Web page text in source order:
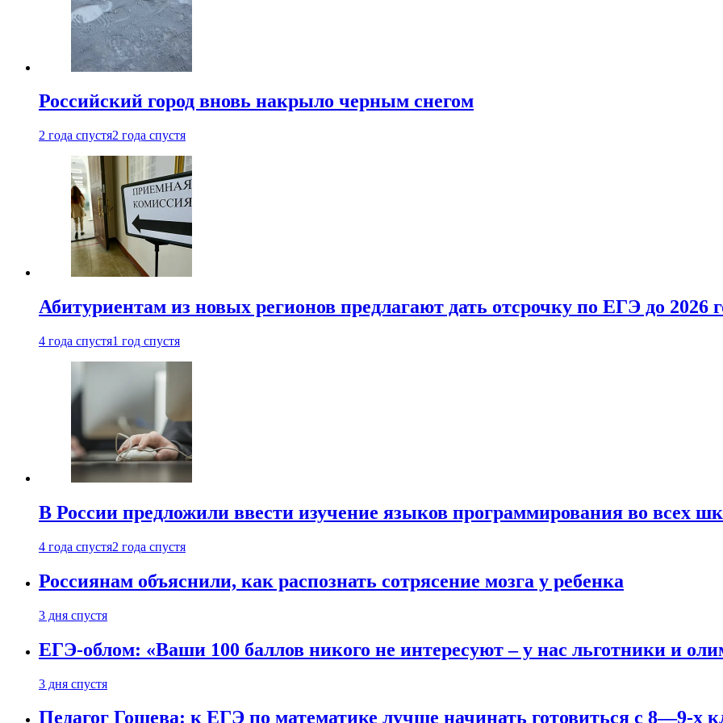
Российский город вновь накрыло черным снегом
2 года спустя2 года спустя
Абитуриентам из новых регионов предлагают дать отсрочку по ЕГЭ до 2026
4 года спустя1 год спустя
В России предложили ввести изучение языков программирования во всех
4 года спустя2 года спустя
Россиянам объяснили, как распознать сотрясение мозга у ребенка
3 дня спустя
ЕГЭ-облом: «Ваши 100 баллов никого не интересуют – у нас льготники и
3 дня спустя
Педагог Гошева: к ЕГЭ по математике лучше начинать готовиться с 8—9-х